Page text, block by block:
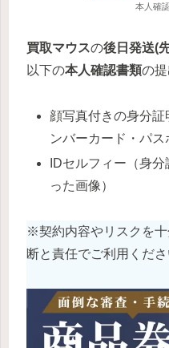
本人確
買取マウスの後日発送(
以下の本人確認書類の提
顔写真付きの身分
ンバーカード・パス
IDセルフィー（身
った画像）
※契約内容やリスクを
断と責任でご利用くださ